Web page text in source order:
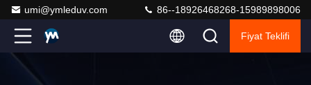
umi@ymleduv.com 86--18926468268-15989898006
Fiyat Teklifi